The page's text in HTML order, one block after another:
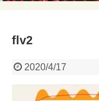
flv2
2020/4/17